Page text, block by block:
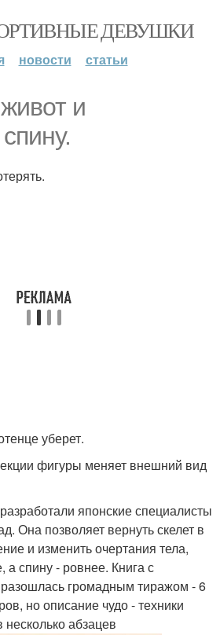
ДЕВУШКИ
новости статьи
и
уберет.
фигуры меняет внешний вид
японские специалисты
Она позволяет вернуть скелет в
и изменить очертания тела,
спину - ровнее. Книга с
громадным тиражом - 6
но описание чудо - техники
несколько абзацев